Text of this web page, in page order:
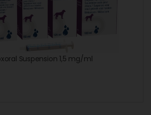
Suspension 1,5 mg/ml